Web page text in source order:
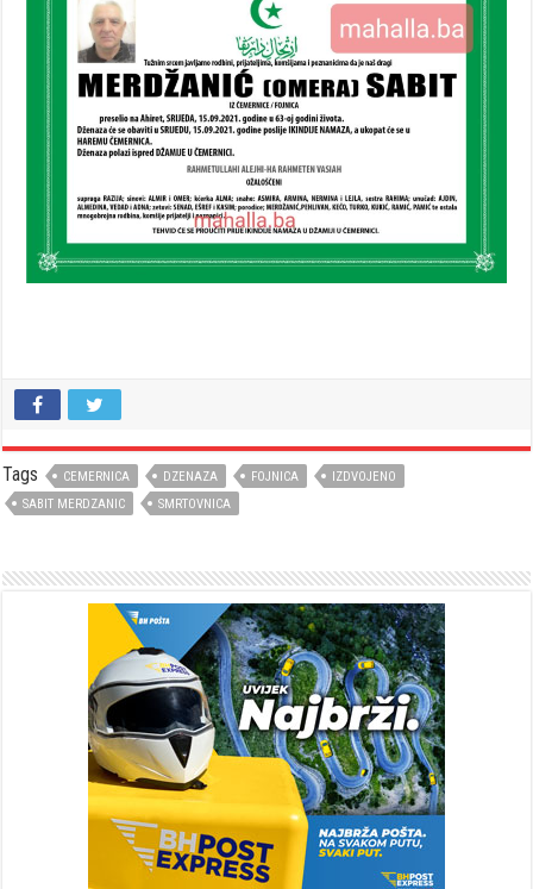
Tags CEMERNICA DZENAZA FOJNICA
IZDVOJENO
SABIT MERDZANIC
SMRTOVNICA